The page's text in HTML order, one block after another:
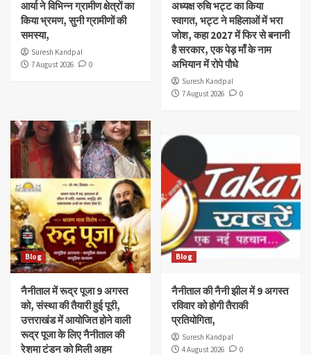
आर्या ने विभिन्न ग्रामीण क्षेत्रों का
किया भ्रमण, सुनी ग्रामीणों की
समस्या,
Suresh Kandpal
7 August 2026
0
अध्यक्ष रुचि भट्ट का किया
स्वागत, भट्ट ने महिलाओं में भरा
जोश, कहा 2027 में फिर से बनानी
है सरकार, एक पेड़ माँ के नाम
अभियान में रोपे पौधे
Suresh Kandpal
7 August 2026
0
Blog
नैनीताल में रूद्र पूजा 9 अगस्त
को, संस्था की तैयारी हुई पूरी,
उत्तराखंड में आयोजित होने वाली
रूद्र पूजा के लिए नैनीताल की
रेशमा टंडन को मिली अहम
Blog
नैनीताल की नैनी झील में 9 अगस्त
रविवार को होगी तैराकी
प्रतियोगिता,
Suresh Kandpal
4 August 2026
0